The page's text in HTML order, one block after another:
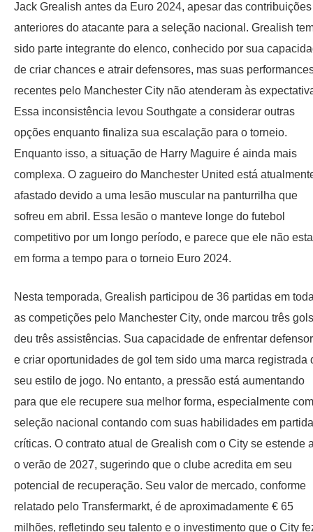
Jack Grealish antes da Euro 2024, apesar das contribuições
anteriores do atacante para a seleção nacional. Grealish
sido parte integrante do elenco, conhecido por sua
de criar chances e atrair defensores, mas suas
recentes pelo Manchester City não atenderam às
Essa inconsistência levou Southgate a considerar outras
opções enquanto finaliza sua escalação para o torneio.
Enquanto isso, a situação de Harry Maguire é ainda mais
complexa. O zagueiro do Manchester United está
afastado devido a uma lesão muscular na panturrilha que
sofreu em abril. Essa lesão o manteve longe do futebol
competitivo por um longo período, e parece que ele não
em forma a tempo para o torneio Euro 2024.
Nesta temporada, Grealish participou de 36 partidas em
as competições pelo Manchester City, onde marcou três
deu três assistências. Sua capacidade de enfrentar
e criar oportunidades de gol tem sido uma marca registrada
seu estilo de jogo. No entanto, a pressão está aumentando
para que ele recupere sua melhor forma, especialmente
seleção nacional contando com suas habilidades em
críticas. O contrato atual de Grealish com o City se estende
o verão de 2027, sugerindo que o clube acredita em seu
potencial de recuperação. Seu valor de mercado, conforme
relatado pelo Transfermarkt, é de aproximadamente € 65
milhões, refletindo seu talento e o investimento que o City